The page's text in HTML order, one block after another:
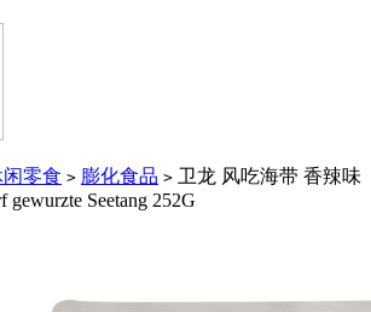
零食 > 膨化食品 > 卫龙 风吃海带 香辣味
gewurzte Seetang 252G